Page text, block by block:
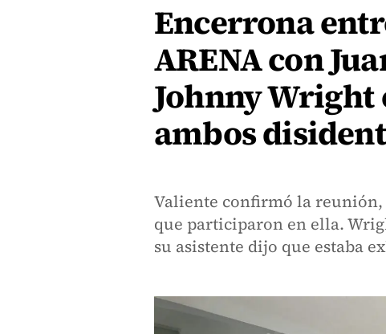
Encerrona
ARENA con
Johnny Wright
ambos
Valiente confirmó la reunión,
que participaron en ella.
su asistente dijo que estaba